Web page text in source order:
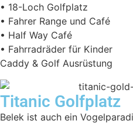
• 18-Loch Golfplatz
• Fahrer Range und Café
• Half Way Café
• Fahrradräder für Kinder
Caddy & Golf Ausrüstung
Titanic Golfplatz
Belek ist auch ein